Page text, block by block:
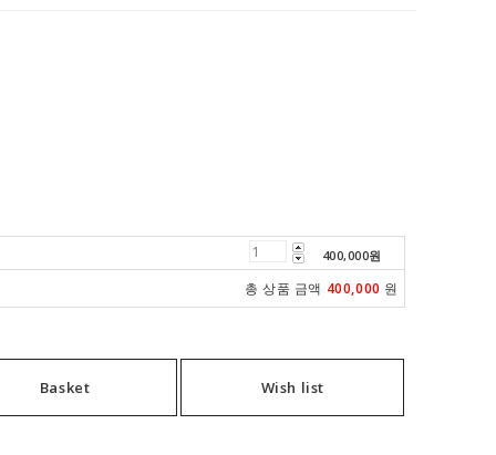
400,000원
총 상품 금액 400,000 원
Basket Wish list